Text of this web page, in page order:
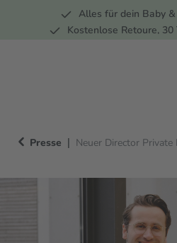
Zur Hauptnavigation
Alles für dein Baby
Kostenlose Retoure,
Presse | Neuer Director Private